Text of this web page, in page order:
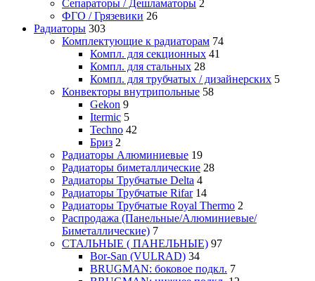
Сепараторы / Дешламаторы 2
ФГО / Грязевики 26
Радиаторы 303
Комплектующие к радиаторам 74
Компл. для секционных 41
Компл. для стальных 28
Компл. для трубчатых / дизайнерских 5
Конвекторы внутрипольные 58
Gekon 9
Itermic 5
Techno 42
Бриз 2
Радиаторы Алюминиевые 19
Радиаторы биметаллические 28
Радиаторы Трубчатые Delta 4
Радиаторы Трубчатые Rifar 14
Радиаторы Трубчатые Royal Thermo 2
Распродажа (Панельные/Алюминиевые/
Биметаллические) 7
СТАЛЬНЫЕ ( ПАНЕЛЬНЫЕ) 97
Bor-San (VULRAD) 34
BRUGMAN: боковое подкл. 7